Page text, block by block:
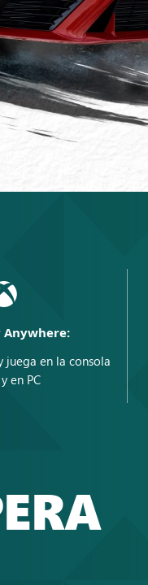
Anywhere:
juega en la consola
en PC